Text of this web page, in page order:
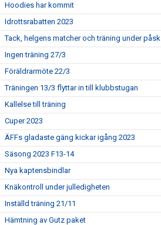
Hoodies har kommit
Idrottsrabatten 2023
Tack, helgens matcher och träning under påsk
Ingen träning 27/3
Föräldrarmöte 22/3
Träningen 13/3 flyttar in till klubbstugan
Kallelse till träning
Cuper 2023
ÄFFs gladaste gäng kickar igång 2023
Säsong 2023 F13-14
Nya kaptensbindlar
Knäkontroll under julledigheten
Inställd träning 21/11
Hämtning av Gutz paket